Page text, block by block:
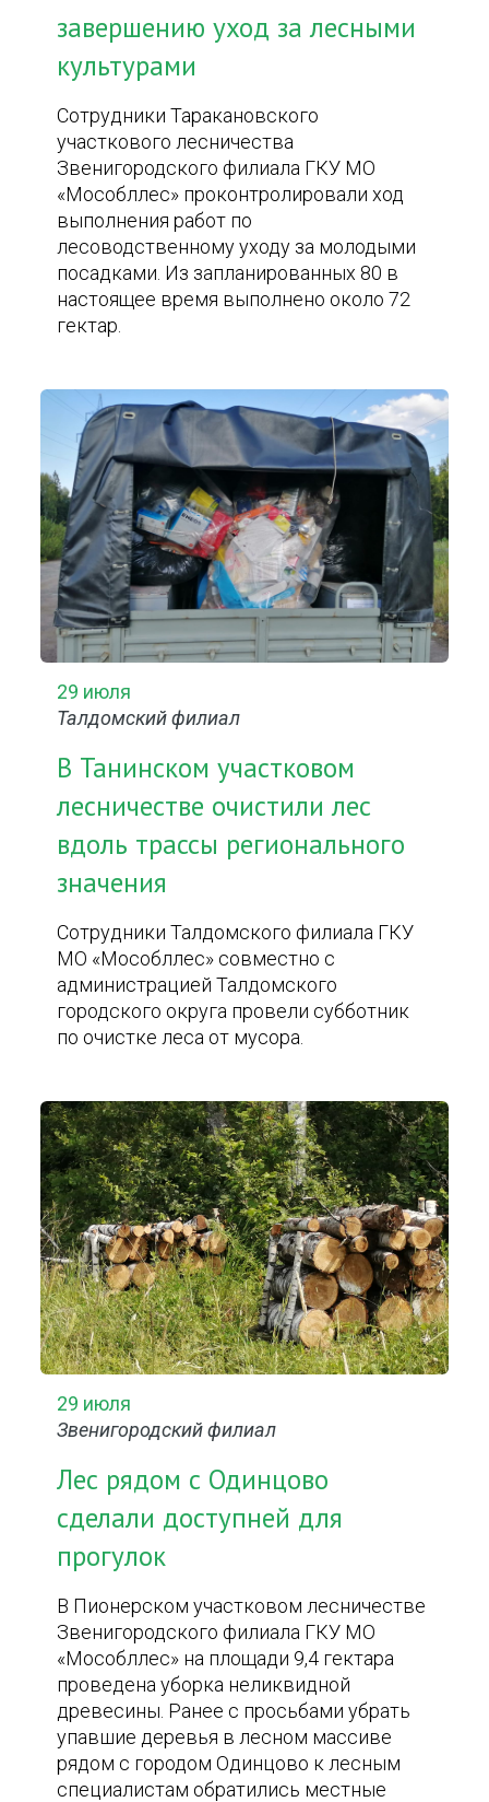
завершению уход за лесными
культурами
Сотрудники Таракановского
участкового лесничества
Звенигородского филиала ГКУ МО
«Мособллес» проконтролировали ход
выполнения работ по
лесоводственному уходу за молодыми
посадками. Из запланированных 80 в
настоящее время выполнено около 72
гектар.
29 июля
Талдомский филиал
В Танинском участковом
лесничестве очистили лес
вдоль трассы регионального
значения
Сотрудники Талдомского филиала ГКУ
МО «Мособллес» совместно с
администрацией Талдомского
городского округа провели субботник
по очистке леса от мусора.
29 июля
Звенигородский филиал
Лес рядом с Одинцово
сделали доступней для
прогулок
В Пионерском участковом лесничестве
Звенигородского филиала ГКУ МО
«Мособллес» на площади 9,4 гектара
проведена уборка неликвидной
древесины. Ранее с просьбами убрать
упавшие деревья в лесном массиве
рядом с городом Одинцово к лесным
специалистам обратились местные